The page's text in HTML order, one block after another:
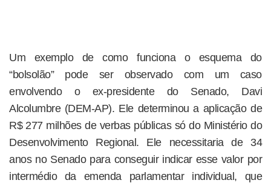
Um exemplo de como funciona o esquema do
“bolsolão” pode ser observado com um caso
envolvendo o ex-presidente do Senado, Davi
Alcolumbre (DEM-AP). Ele determinou a aplicação de
R$ 277 milhões de verbas públicas só do Ministério do
Desenvolvimento Regional. Ele necessitaria de 34
anos no Senado para conseguir indicar esse valor por
intermédio da emenda parlamentar individual, que